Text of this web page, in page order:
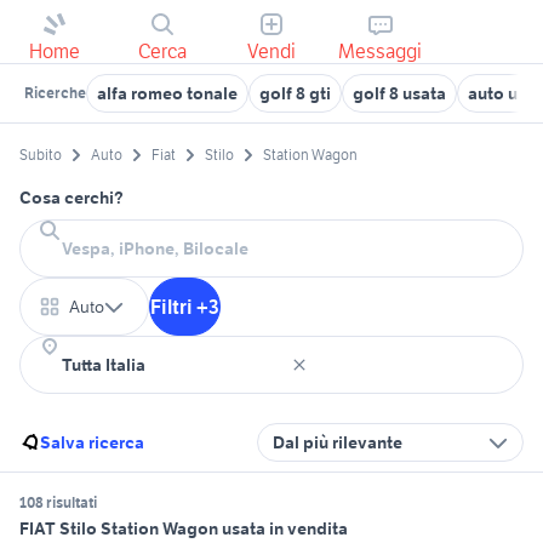
Home Cerca Vendi Messaggi
Ricerche alfa romeo tonale golf 8 gti golf 8 usata auto
Subito Auto Fiat Stilo Station Wagon
Cosa cerchi?
Auto Filtri +3
Salva ricerca Dal più rilevante
108 risultati
FIAT Stilo Station Wagon usata in vendita